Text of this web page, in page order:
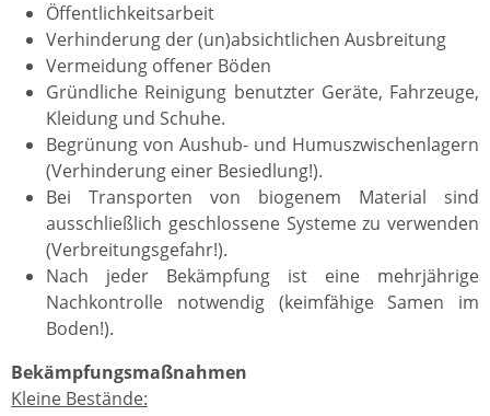
Öffentlichkeitsarbeit
Verhinderung der (un)absichtlichen Ausbreitung
Vermeidung offener Böden
Gründliche Reinigung benutzter Geräte, Fahrzeuge,
Kleidung und Schuhe.
Begrünung von Aushub- und Humuszwischenlagern
(Verhinderung einer Besiedlung!).
Bei Transporten von biogenem Material sind
ausschließlich geschlossene Systeme zu verwenden
(Verbreitungsgefahr!).
Nach jeder Bekämpfung ist eine mehrjährige
Nachkontrolle notwendig (keimfähige Samen im
Boden!).
Bekämpfungsmaßnahmen
Kleine Bestände: